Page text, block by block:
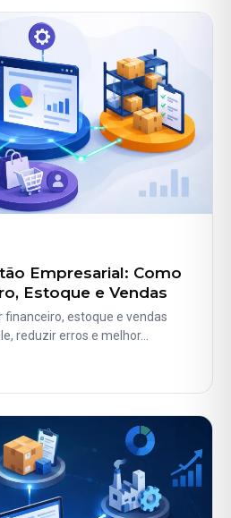
Empresarial: Como
Estoque e Vendas
financeiro, estoque e vendas
reduzir erros e melhor…